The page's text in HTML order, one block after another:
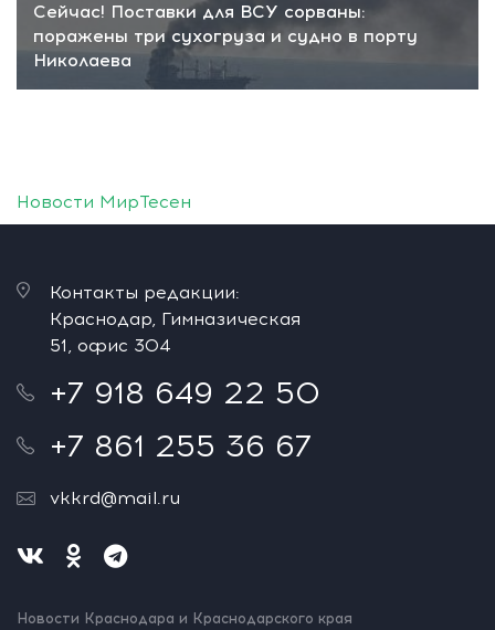
Сейчас! Поставки для ВСУ сорваны:
поражены три сухогруза и судно в порту
Николаева
Новости МирТесен
Контакты редакции:
Краснодар, Гимназическая
51, офис 304
+7 918 649 22 50
+7 861 255 36 67
vkkrd@mail.ru
Новости Краснодара и Краснодарского края